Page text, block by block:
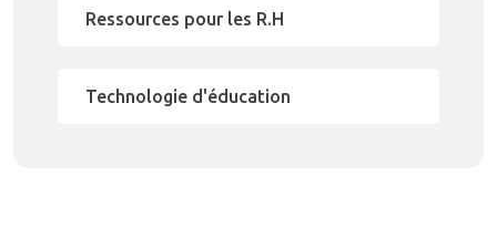
Ressources pour les R.H
Technologie d'éducation